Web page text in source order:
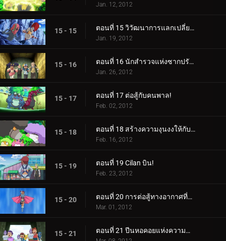
Jan. 12, 2012
15 - 15 ตอนที่ 15 วิวัฒนาการแลกเปลี่ยนความตื่นเต้น!
Jan. 19, 2012
15 - 16 ตอนที่ 16 นักสำรวจแห่งซากปรักหักพังของฮีโร่!
Jan. 26, 2012
15 - 17 ตอนที่ 17 ต่อสู้กับคนพาล!
Feb. 02, 2012
15 - 18 ตอนที่ 18 สร้างความงุนงงให้กับ Bouffalant!
Feb. 16, 2012
15 - 19 ตอนที่ 19 Cilan บิน!
Feb. 23, 2012
15 - 20 ตอนที่ 20 การต่อสู้ทางอากาศที่น่าทึ่ง!
Mar. 01, 2012
15 - 21 ตอนที่ 21 ปีนหอคอยแห่งความสำเร็จ!